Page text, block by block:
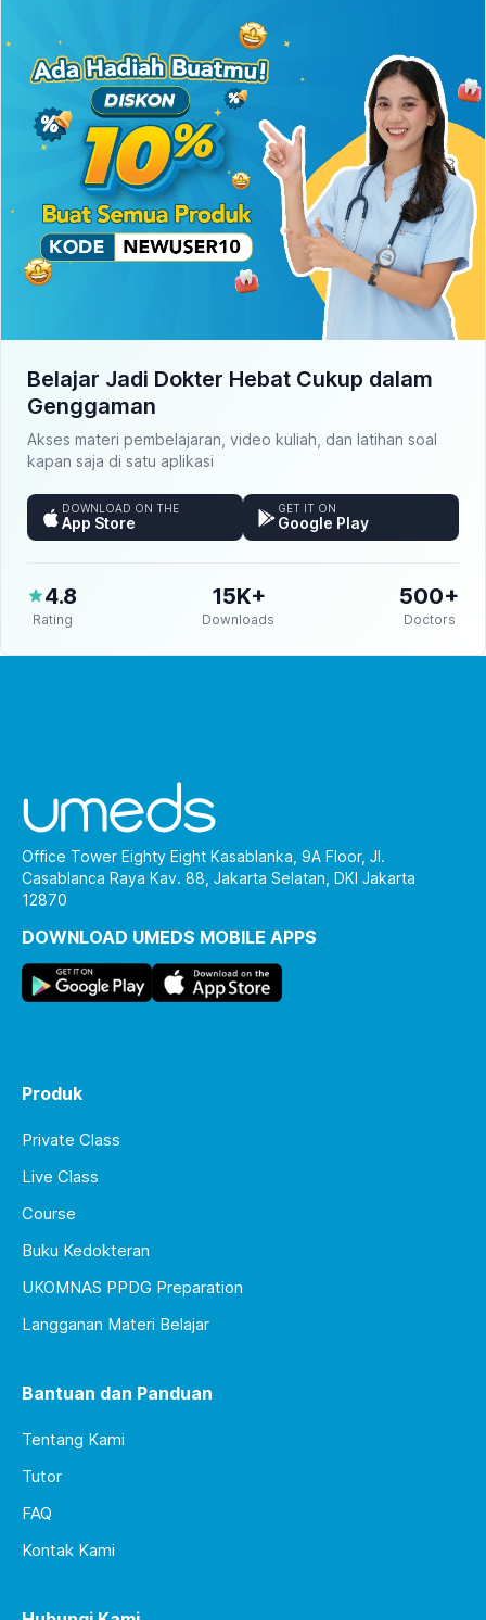
Belajar Jadi Dokter Hebat Cukup dalam
Genggaman
Akses materi pembelajaran, video kuliah, dan latihan soal
kapan saja di satu aplikasi
DOWNLOAD ON THE
App Store
GET IT ON
Google Play
4.8
Rating
15K+
Downloads
500+
Doctors
Office Tower Eighty Eight Kasablanka, 9A Floor, Jl.
Casablanca Raya Kav. 88, Jakarta Selatan, DKI Jakarta
12870
DOWNLOAD UMEDS MOBILE APPS
Produk
Private Class
Live Class
Course
Buku Kedokteran
UKOMNAS PPDG Preparation
Langganan Materi Belajar
Bantuan dan Panduan
Tentang Kami
Tutor
FAQ
Kontak Kami